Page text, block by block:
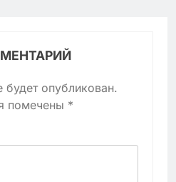
опубликован.
помечены *